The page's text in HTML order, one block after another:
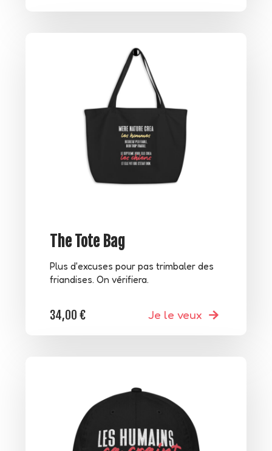
The Tote Bag
Plus d'excuses pour pas trimbaler des
friandises. On vérifiera.
34,00€ Je le veux